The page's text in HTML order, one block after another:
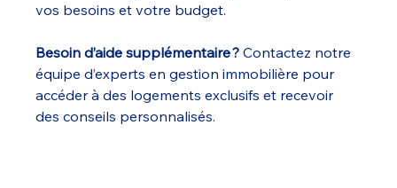
vos besoins et votre budget.
Besoin d’aide supplémentaire ? Contactez notre
équipe d’experts en gestion immobilière pour
accéder à des logements exclusifs et recevoir
des conseils personnalisés.